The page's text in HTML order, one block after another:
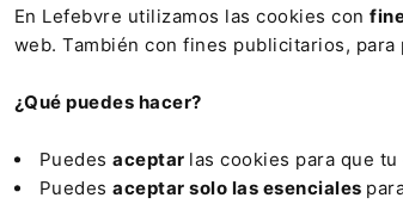
En Lefebvre utilizamos las cookies con
web. También con fines publicitarios,
¿Qué puedes hacer?
Puedes aceptar las cookies para que
Puedes aceptar solo las esenciales
Suscríbete a nuestra Newsletter
Nombre